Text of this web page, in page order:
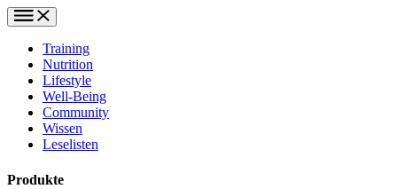
Training
Nutrition
Lifestyle
Well-Being
Community
Wissen
Leselisten
Produkte